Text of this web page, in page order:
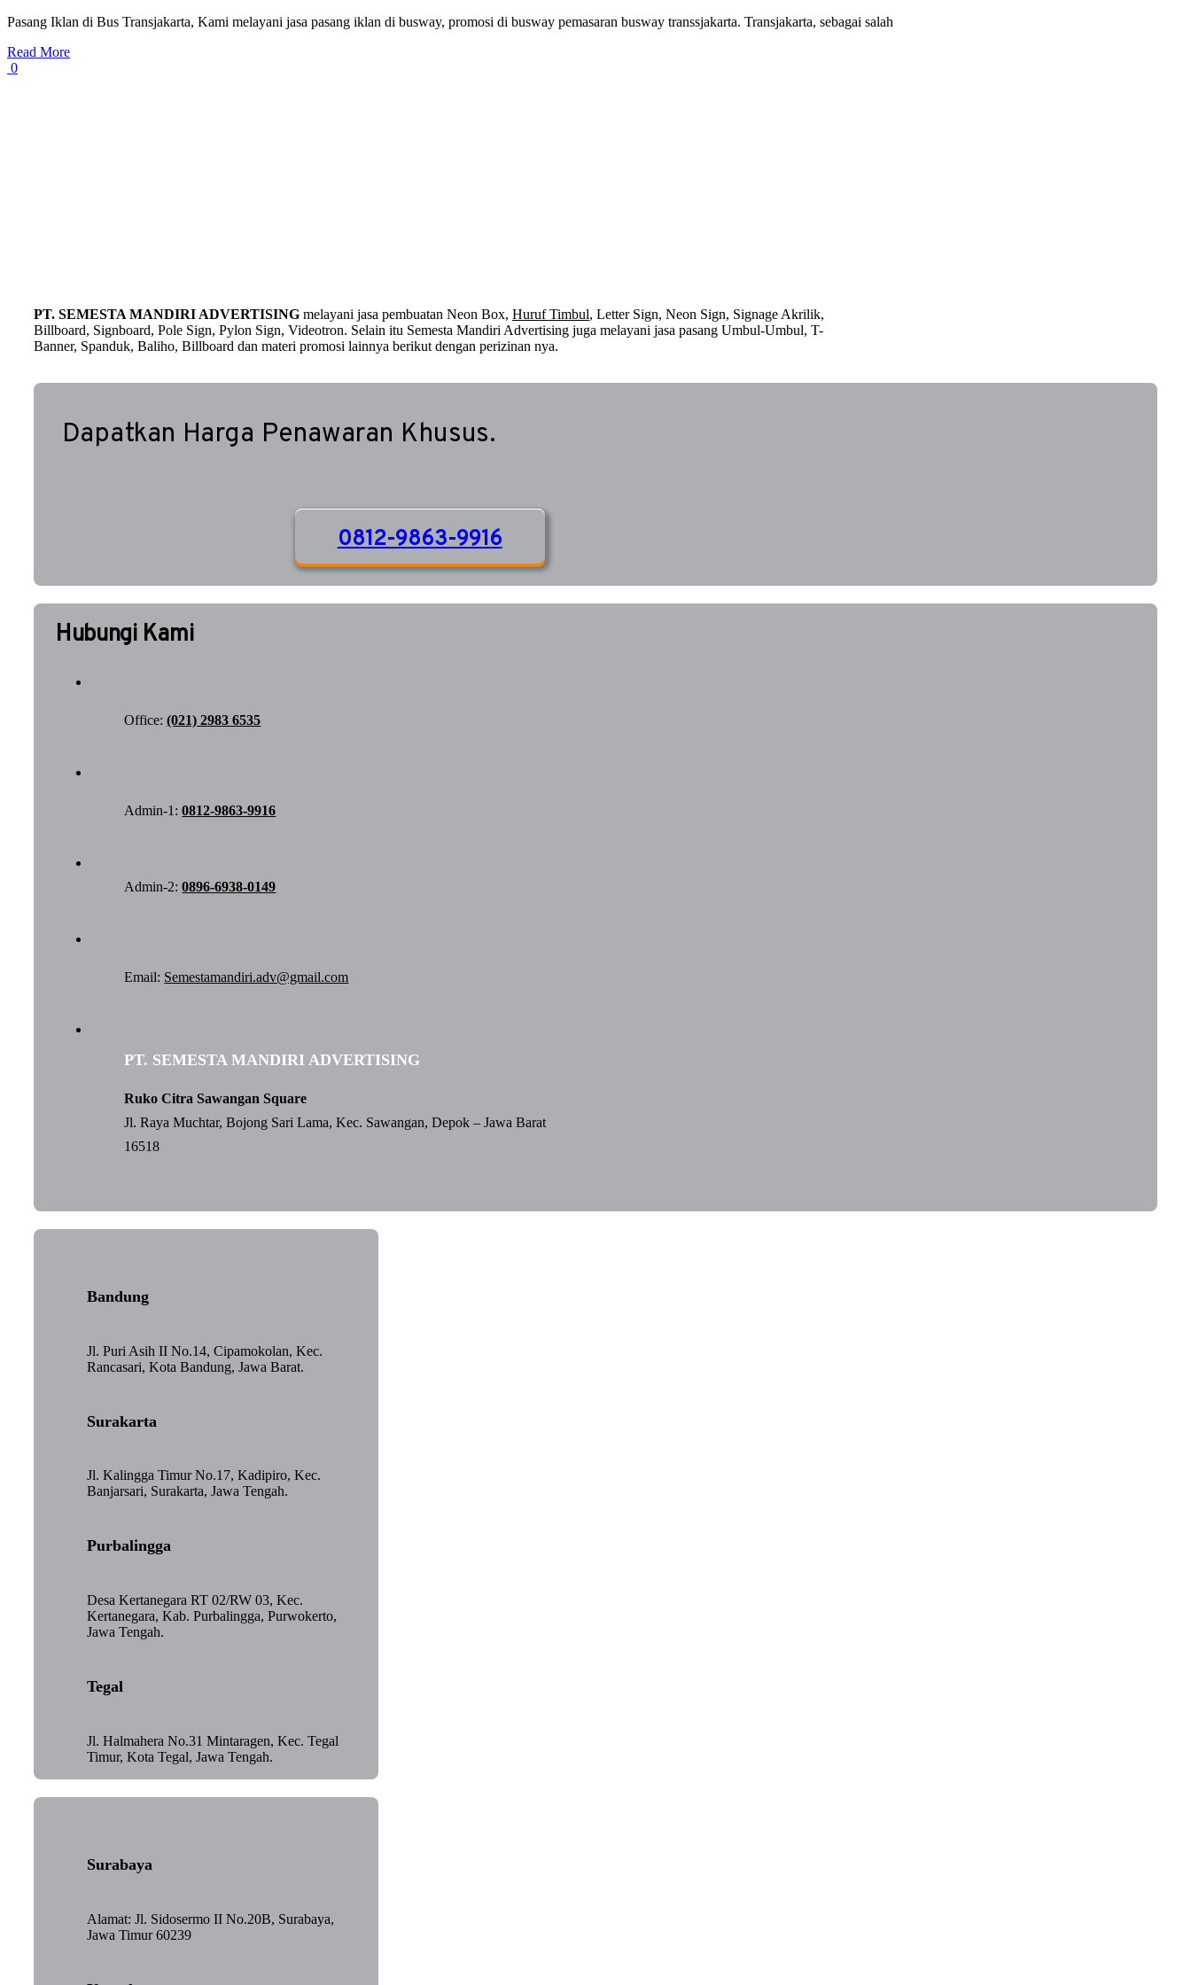
Pasang Iklan di Bus Transjakarta, Kami melayani jasa pasang iklan di busway, promosi di busway pemasaran busway transsjakarta. Transjakarta, sebagai salah
Read More
0
PT. SEMESTA MANDIRI ADVERTISINGmelayani jasa pembuatan Neon Box, Huruf Timbul, Letter Sign, Neon Sign, Signage Akrilik,
Billboard, Signboard, Pole Sign, Pylon Sign, Videotron. Selain itu Semesta Mandiri Advertising juga melayani jasa pasang Umbul-Umbul, T-
Banner, Spanduk, Baliho, Billboard dan materi promosi lainnya berikut dengan perizinan nya.
Dapatkan Harga Penawaran Khusus.
0812-9863-9916
Hubungi Kami
Office:(021) 2983 6535
Admin-1:0812-9863-9916
Admin-2:0896-6938-0149
Email: Semestamandiri.adv@gmail.com
PT. SEMESTA MANDIRI ADVERTISING
Ruko Citra Sawangan Square
Jl. Raya Muchtar, Bojong Sari Lama, Kec. Sawangan, Depok – Jawa Barat
16518
Bandung
Jl. Puri Asih II No.14, Cipamokolan, Kec.
Rancasari, Kota Bandung, Jawa Barat.
Surakarta
Jl. Kalingga Timur No.17, Kadipiro, Kec.
Banjarsari, Surakarta, Jawa Tengah.
Purbalingga
Desa Kertanegara RT 02/RW 03, Kec.
Kertanegara, Kab. Purbalingga, Purwokerto,
Jawa Tengah.
Tegal
Jl. Halmahera No.31 Mintaragen, Kec. Tegal
Timur, Kota Tegal, Jawa Tengah.
Surabaya
Alamat: Jl. Sidosermo II No.20B, Surabaya,
Jawa Timur 60239